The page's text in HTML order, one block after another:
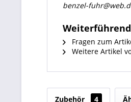
benzel-
Fragen zum
Weitere Artikel
Zubehör 4